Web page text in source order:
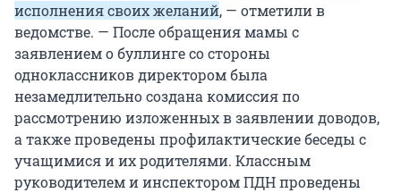
исполнения своих желаний, — отметили в
ведомстве. — После обращения мамы с
заявлением о буллинге со стороны
одноклассников директором была
незамедлительно создана комиссия по
рассмотрению изложенных в заявлении доводов,
а также проведены профилактические беседы с
учащимися и их родителями. Классным
руководителем и инспектором ПДН проведены